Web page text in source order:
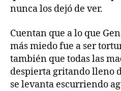
nunca los dejó de ver.
Cuentan que a lo que
más miedo fue a ser
también que todas las
despierta gritando lleno
se levanta escurriendo